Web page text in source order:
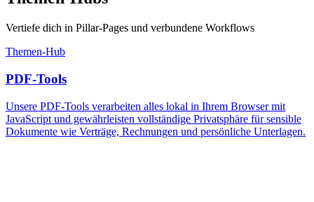
Vertiefe dich in Pillar-Pages und verbundene Workflows
Themen-Hub
PDF-Tools
Unsere PDF-Tools verarbeiten alles lokal in Ihrem Browser mit
JavaScript und gewährleisten vollständige Privatsphäre für sensible
Dokumente wie Verträge, Rechnungen und persönliche Unterlagen.